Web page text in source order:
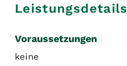
Leistungsdetails
Voraussetzungen
keine